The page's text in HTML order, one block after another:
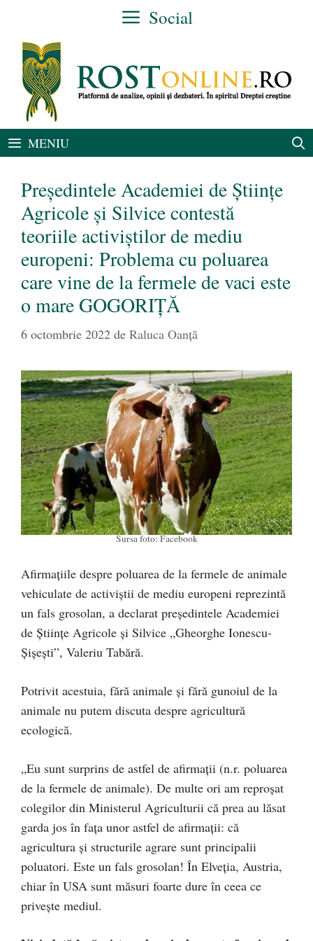
conținut
Social
MENIU
Președintele Academiei de Ştiinţe
Agricole şi Silvice contestă
teoriile activiștilor de mediu
europeni: Problema cu poluarea
care vine de la fermele de vaci este
o mare GOGORIȚĂ
6 octombrie 2022 de Raluca Oanță
Sursa foto: Facebook
Afirmațiile despre poluarea de la fermele de animale
vehiculate de activiștii de mediu europeni reprezintă
un fals grosolan, a declarat președintele Academiei
de Ştiinţe Agricole şi Silvice „Gheorghe Ionescu-
Şişeşti”, Valeriu Tabără.
Potrivit acestuia, fără animale și fără gunoiul de la
animale nu putem discuta despre agricultură
ecologică.
„Eu sunt surprins de astfel de afirmații (n.r. poluarea
de la fermele de animale). De multe ori am reproșat
colegilor din Ministerul Agriculturii că prea au lăsat
garda jos în fața unor astfel de afirmații: că
agricultura și structurile agrare sunt principalii
poluatori. Este un fals grosolan! În Elveția, Austria,
chiar în USA sunt măsuri foarte dure în ceea ce
privește mediul.